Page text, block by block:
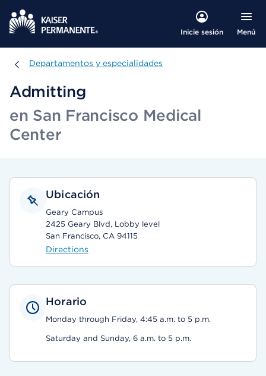
Inicie sesión Menú
Departamentos y especialidades
Departamentos y especialidades
Admitting
en San Francisco Medical
Center
Ubicación
Geary Campus
2425 Geary Blvd, Lobby level
San Francisco, CA 94115
Directions
Horario
Monday through Friday, 4:45 a.m. to 5 p.m.
Saturday and Sunday, 6 a.m. to 5 p.m.